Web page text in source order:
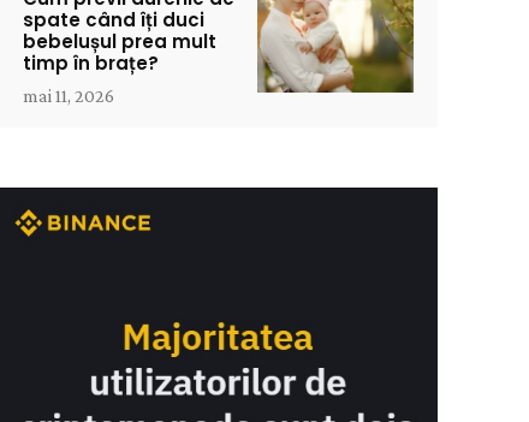
spate când îți duci
bebelușul prea mult
timp în brațe?
mai 11, 2026